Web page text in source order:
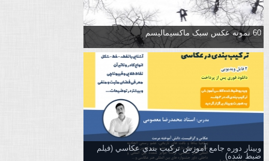
60 نمونه عکس سبک ماکسیمالیسم
وبینار دوره جامع آموزش تركيب بندي عكاسي (فیلم
ضبط شده)